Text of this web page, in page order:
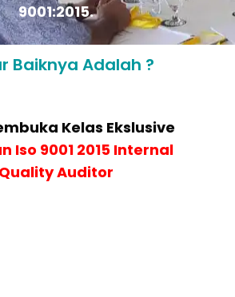
9001:2015.
Baiknya Adalah ?
Kelas Ekslusive
Iso 9001 2015 Internal
Quality Auditor